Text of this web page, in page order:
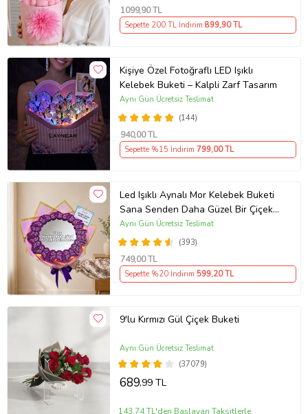
1099,90 TL
Sepette 200 TL İndirim 899,90 TL
Kişiye Özel Fotoğraflı LED Işıklı
Kelebek Buketi – Kalpli Zarf Tasarım
(144)
Aynı Gün Ücretsiz Teslimat
940,00 TL
Sepette %15 İndirim 799,00 TL
Led Işıklı Aynalı Mor Kelebek Buketi
Sana Senden Daha Güzel Bir Çiçek
Bulamadım Ayna Buket Sevgiliye
Hediye
(393)
Aynı Gün Ücretsiz Teslimat
749,00 TL
Sepette %20 İndirim 599,20 TL
9'lu Kırmızı Gül Çiçek Buketi
(37079)
Aynı Gün Ücretsiz Teslimat
689,99 TL
143,74 TL'den Başlayan Taksitlerle